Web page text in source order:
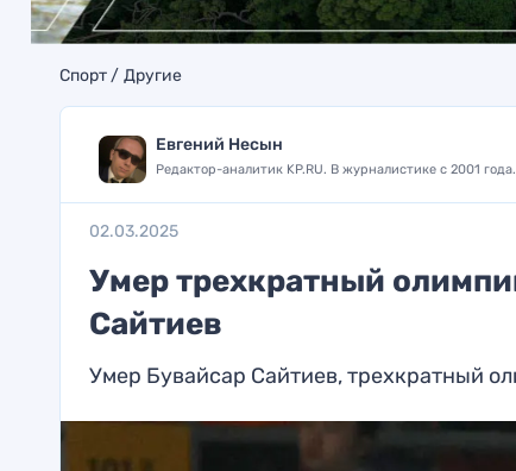
Спорт Другие
Евгений Несын
Редактор-аналитик KP.RU. В журналистике с 2001
02.03.2025
Умер трехкратный
Сайтиев
Умер Бувайсар Сайтиев, трехкратный